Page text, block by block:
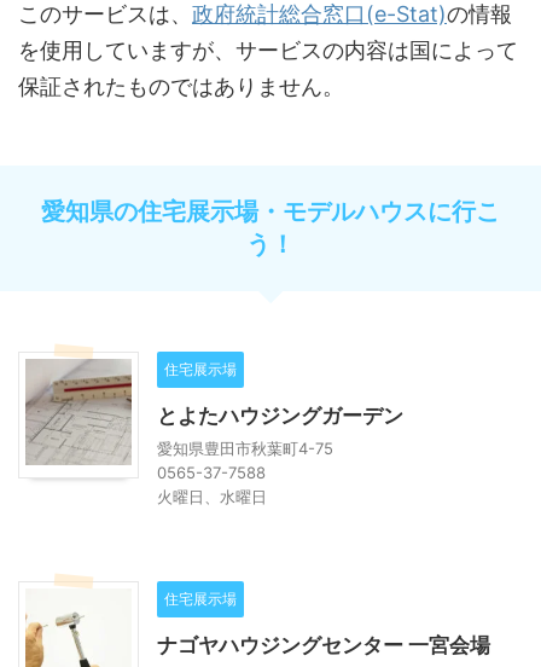
このサービスは、 政府統計総合窓口(e-Stat)の情報
を使用していますが、サービスの内容は国によって
保証されたものではありません。
愛知県の住宅展示場・モデルハウスに行こ
う！
住宅展示場
とよたハウジングガーデン
愛知県豊田市秋葉町4-75
0565-37-7588
火曜日、水曜日
住宅展示場
ナゴヤハウジングセンター 一宮会場